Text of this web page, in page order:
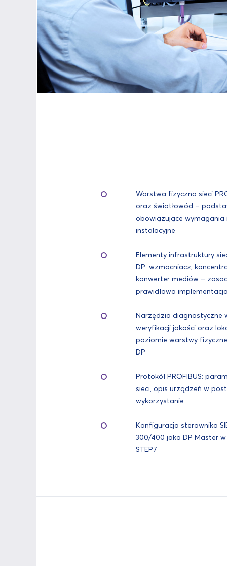
Warstwa fizyczna sieci
oraz światłowód –
obowiązujące wymagania
instalacyjne
Elementy infrastruktury
DP: wzmacniacz,
konwerter mediów –
prawidłowa
Narzędzia diagnostyczne
weryfikacji jakości oraz
poziomie warstwy
DP
Protokół PROFIBUS:
sieci, opis urządzeń w
wykorzystanie
Konfiguracja sterownika
300/400 jako DP Master w
STEP7